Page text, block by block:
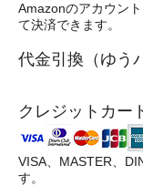
Amazonのアカウン
て決済できます。
代金引換（ゆう
クレジットカー
VISA、MASTER、
す。